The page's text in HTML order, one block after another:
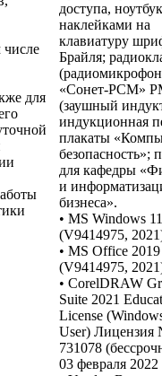
для
доступа,
наклейками на
клавиатуру
Брайля;
«Сонет-РСМ»
(заушный
индукционная
плакаты
безопасность»;
для кафедры
и
бизнеса».
• MS Windows 11
(V9414975,
• MS Office 2019
(V9414975,
• CorelDRAW
Suite 2021
License
User) Лицензия
731078
03 февраля 2022